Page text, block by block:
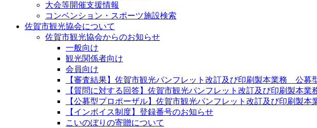
大会等開催支援情報
コンベンション・スポーツ施設検索
佐賀市観光協会について
佐賀市観光協会からのお知らせ
一般向け
観光関係者向け
会員向け
【審査結果】佐賀市観光パンフレット改訂及び印刷製本業務 公募
【質問に対する回答】佐賀市観光パンフレット改訂及び印刷製本
【公募型プロポーザル】佐賀市観光パンフレット改訂及び印刷製本
【インボイス制度】登録番号のお知らせ
こいのぼりの寄贈について